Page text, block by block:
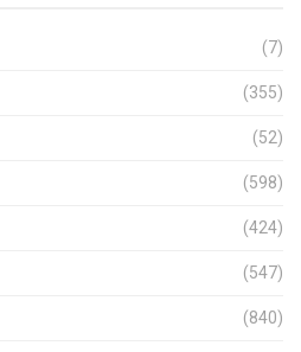
(7)
(355)
(52)
(598)
(424)
(547)
(840)